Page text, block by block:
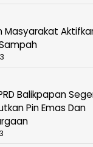
Masyarakat
Balikpapan
Pin Emas Dan